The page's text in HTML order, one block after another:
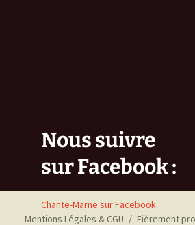
Nous suivre
sur Facebook :
Chante-Marne sur Facebook
Mentions Légales & CGU
Fièrement